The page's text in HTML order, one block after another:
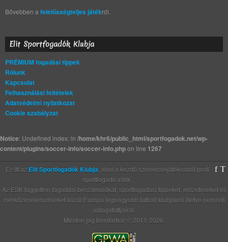
Bővebben a felelősségteljes játékról.
Elit Sportfogadók Klubja
PRÉMIUM fogadási tippek
Rólunk
Kapcsolat
Felhasználási feltételek
Adatvédelmi nyilatkozat
Cookie szabályzat
Notice: Undefined index: in /home/khr6/public_html/sportfogadok.net/wp-
content/plugins/soccer-info/soccer-info.phpon line 1267
Ez itt az Elit Sportfogadók Klubja , ahol a kezdő szerencsejátékosból profi
sportfogadó válik.
Az ESK független fogadási beszámolókat, sportfogadási tippeket, előzeteseket és
mérkőzéselemzéseket közöl Európa legnagyobb futball klubjairól illetve nemzeti
válogatottjairól.
Minden jog fenntartva! © 2011-2026.